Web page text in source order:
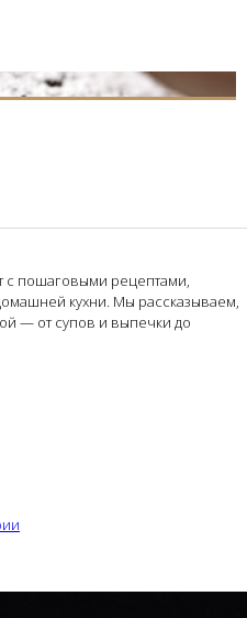
с пошаговыми рецептами,
кухни. Мы рассказываем,
— от супов и выпечки до